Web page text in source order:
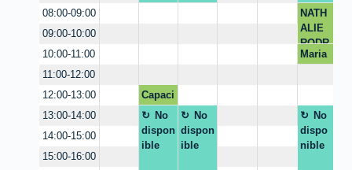
dispon dispon
dispo
nible
08:00-09:00
NATH
ALIE
RODR
IGUE
09:00-10:00
10:00-11:00
Maria
alez
Esca
milla
11:00-12:00
12:00-13:00
Capaci
tación
estudi
antes
13:00-14:00
No
dispon
ible
No
dispon
ible
No
dispo
nible
14:00-15:00
15:00-16:00